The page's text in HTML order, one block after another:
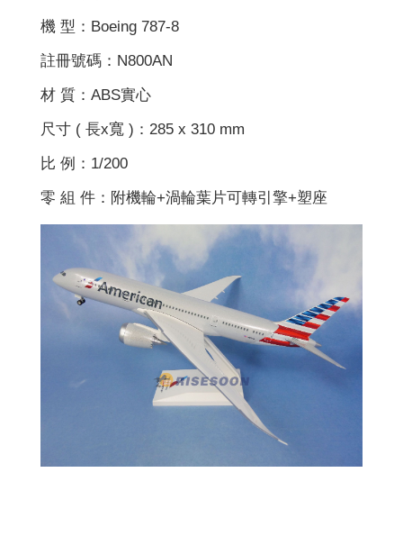
機 型：Boeing 787-8
註冊號碼：N800AN
材 質：ABS實心
尺寸 ( 長x寬 )：285 x 310 mm
比 例：1/200
零 組 件：附機輪+渦輪葉片可轉引擎+塑座